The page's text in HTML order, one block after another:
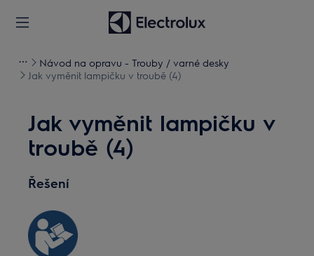
Návod na opravu - Trouby / varné desky
Jak vyměnit lampičku v troubě (4)
Jak vyměnit lampičku v
troubě (4)
Řešení